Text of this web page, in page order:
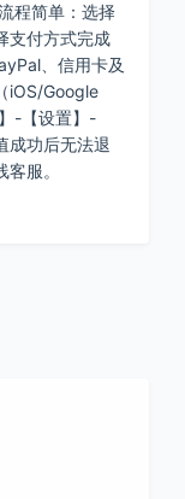
程简单：选择
支付方式完成
、信用卡及
iOS/Google
-【设置】-
成功后无法退
服。